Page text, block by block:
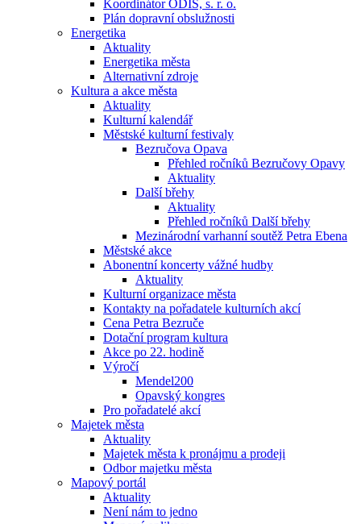
Koordinátor ODIS, s. r. o.
Plán dopravní obslužnosti
Energetika
Aktuality
Energetika města
Alternativní zdroje
Kultura a akce města
Aktuality
Kulturní kalendář
Městské kulturní festivaly
Bezručova Opava
Přehled ročníků Bezručovy Opavy
Aktuality
Další břehy
Aktuality
Přehled ročníků Další břehy
Mezinárodní varhanní soutěž Petra Ebena
Městské akce
Abonentní koncerty vážné hudby
Aktuality
Kulturní organizace města
Kontakty na pořadatele kulturních akcí
Cena Petra Bezruče
Dotační program kultura
Akce po 22. hodině
Výročí
Mendel200
Opavský kongres
Pro pořadatelé akcí
Majetek města
Aktuality
Majetek města k pronájmu a prodeji
Odbor majetku města
Mapový portál
Aktuality
Není nám to jedno